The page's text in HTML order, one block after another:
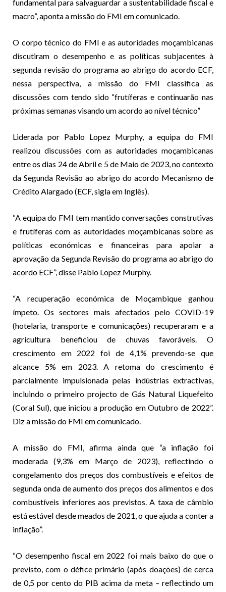
fundamental para salvaguardar a sustentabilidade fiscal e
macro”, aponta a missão do FMI em comunicado.
O corpo técnico do FMI e as autoridades moçambicanas
discutiram o desempenho e as políticas subjacentes à
segunda revisão do programa ao abrigo do acordo ECF,
nessa perspectiva, a missão do FMI classifica as
discussões com tendo sido “frutíferas e continuarão nas
próximas semanas visando um acordo ao nível técnico”
Liderada por Pablo Lopez Murphy, a equipa do FMI
realizou discussões com as autoridades moçambicanas
entre os dias 24 de Abril e 5 de Maio de 2023, no contexto
da Segunda Revisão ao abrigo do acordo Mecanismo de
Crédito Alargado (ECF, sigla em Inglês).
“A equipa do FMI tem mantido conversações construtivas
e frutíferas com as autoridades moçambicanas sobre as
políticas económicas e financeiras para apoiar a
aprovação da Segunda Revisão do programa ao abrigo do
acordo ECF”, disse Pablo Lopez Murphy.
“A recuperação económica de Moçambique ganhou
ímpeto. Os sectores mais afectados pelo COVID-19
(hotelaria, transporte e comunicações) recuperaram e a
agricultura beneficiou de chuvas favoráveis. O
crescimento em 2022 foi de 4,1% prevendo-se que
alcance 5% em 2023. A retoma do crescimento é
parcialmente impulsionada pelas indústrias extractivas,
incluindo o primeiro projecto de Gás Natural Liquefeito
(Coral Sul), que iniciou a produção em Outubro de 2022”.
Diz a missão do FMI em comunicado.
A missão do FMI, afirma ainda que “a inflação foi
moderada (9,3% em Março de 2023), reflectindo o
congelamento dos preços dos combustíveis e efeitos de
segunda onda de aumento dos preços dos alimentos e dos
combustíveis inferiores aos previstos. A taxa de câmbio
está estável desde meados de 2021, o que ajuda a conter a
inflação”.
“O desempenho fiscal em 2022 foi mais baixo do que o
previsto, com o défice primário (após doações) de cerca
de 0,5 por cento do PIB acima da meta – reflectindo um